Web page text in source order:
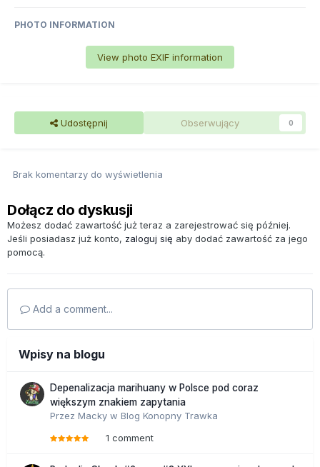
PHOTO INFORMATION
View photo EXIF information
Udostępnij Obserwujący 0
Brak komentarzy do wyświetlenia
Dołącz do dyskusji
Możesz dodać zawartość już teraz a zarejestrować się później.
Jeśli posiadasz już konto, zaloguj się aby dodać zawartość za jego
pomocą.
Add a comment...
Wpisy na blogu
Depenalizacja marihuany w Polsce pod coraz
większym znakiem zapytania
Przez Macky w Blog Konopny Trawka
1 comment